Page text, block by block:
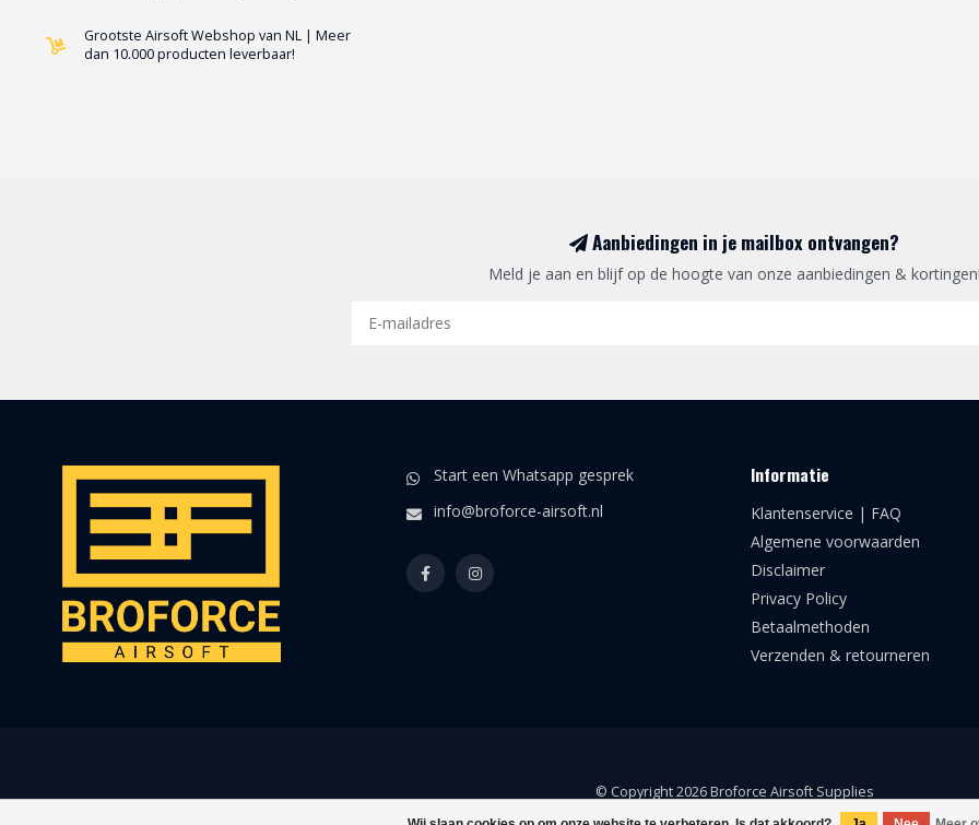
Grootste Airsoft Webshop van NL | Meer
dan 10.000 producten leverbaar!
Aanbiedingen in je mailbox ontvangen?
Meld je aan en blijf op de hoogte van onze aanbiedingen & kortingen!
Start een Whatsapp gesprek
info@broforce-airsoft.nl
Informatie
Klantenservice | FAQ
Algemene voorwaarden
Disclaimer
Privacy Policy
Betaalmethoden
Verzenden & retourneren
© Copyright 2026 Broforce Airsoft Supplies